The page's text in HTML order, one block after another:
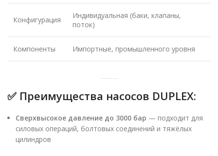
Конфигурация
Индивидуальная (баки, клапаны,
поток)
Компоненты Импортные, промышленного уровня
✅ Преимущества насосов DUPLEX:
Сверхвысокое давление до 3000 бар — подходит для
силовых операций, болтовых соединений и тяжёлых
цилиндров